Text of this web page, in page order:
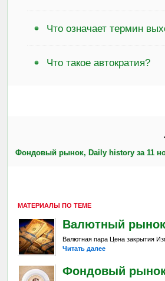
Что означает термин
Что такое автократия?
Фондовый рынок, Daily history за 11
МАТЕРИАЛЫ ПО ТЕМЕ
Валютный
Валютная пара Цена закрытия
Читать далее
Фондовый